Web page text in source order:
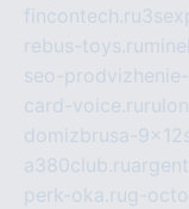
fincontech.ru
rebus-toys.ru
seo-
card-voice.ru
domizbrusa-
a380club.ru
perk-oka.rug-